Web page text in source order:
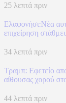
25 λεπτά πριν
Ελαφονήσι:Νέα
επιχείρηση
34 λεπτά πριν
Τραμπ: Εφετείο
αίθουσας χορού
44 λεπτά πριν